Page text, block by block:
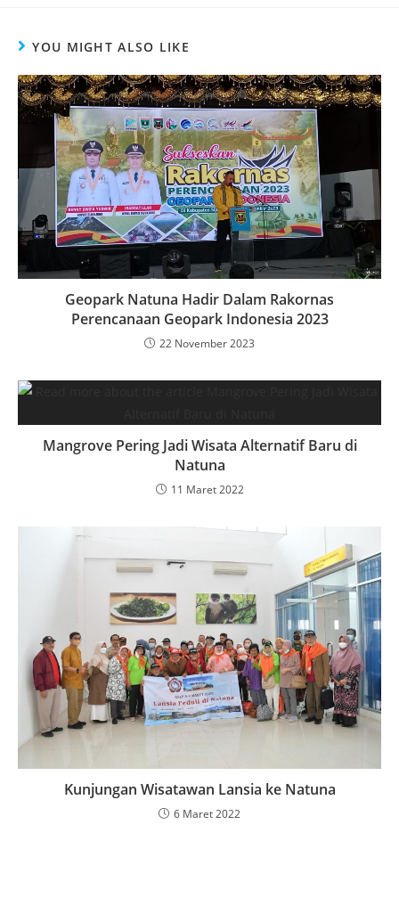
YOU MIGHT ALSO LIKE
Geopark Natuna Hadir Dalam Rakornas
Perencanaan Geopark Indonesia 2023
22 November 2023
Mangrove Pering Jadi Wisata Alternatif Baru di
Natuna
11 Maret 2022
Kunjungan Wisatawan Lansia ke Natuna
6 Maret 2022